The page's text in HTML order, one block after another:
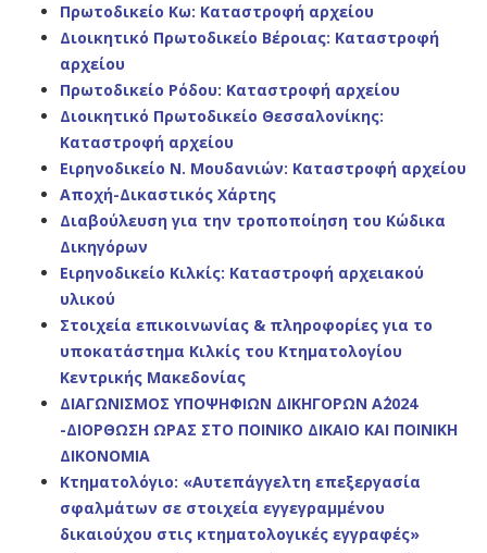
Πρωτοδικείο Κω: Καταστροφή αρχείου
Διοικητικό Πρωτοδικείο Βέροιας: Καταστροφή
αρχείου
Πρωτοδικείο Ρόδου: Καταστροφή αρχείου
Διοικητικό Πρωτοδικείο Θεσσαλονίκης:
Καταστροφή αρχείου
Ειρηνοδικείο Ν. Μουδανιών: Καταστροφή αρχείου
Αποχή-Δικαστικός Χάρτης
Διαβούλευση για την τροποποίηση του Κώδικα
Δικηγόρων
Ειρηνοδικείο Κιλκίς: Καταστροφή αρχειακού
υλικού
Στοιχεία επικοινωνίας & πληροφορίες για το
υποκατάστημα Κιλκίς του Κτηματολογίου
Κεντρικής Μακεδονίας
ΔΙΑΓΩΝΙΣΜΟΣ ΥΠΟΨΗΦΙΩΝ ΔΙΚΗΓΟΡΩΝ Α΄2024
-ΔΙΟΡΘΩΣΗ ΩΡΑΣ ΣΤΟ ΠΟΙΝΙΚΟ ΔΙΚΑΙΟ ΚΑΙ ΠΟΙΝΙΚΗ
ΔΙΚΟΝΟΜΙΑ
Κτηματολόγιο: «Αυτεπάγγελτη επεξεργασία
σφαλμάτων σε στοιχεία εγγεγραμμένου
δικαιούχου στις κτηματολογικές εγγραφές»